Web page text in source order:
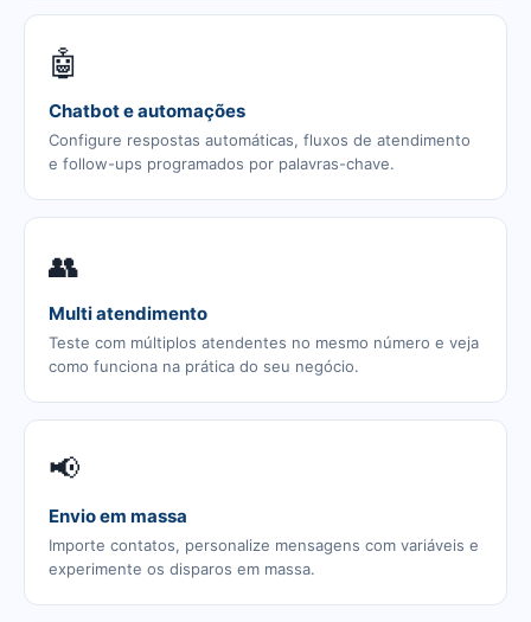
🤖
Chatbot e automações
Configure respostas automáticas, fluxos de atendimento
e follow-ups programados por palavras-chave.
👥
Multi atendimento
Teste com múltiplos atendentes no mesmo número e veja
como funciona na prática do seu negócio.
📢
Envio em massa
Importe contatos, personalize mensagens com variáveis e
experimente os disparos em massa.